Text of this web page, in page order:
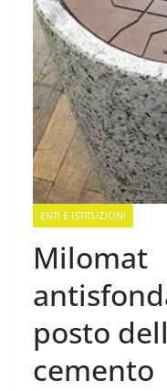
ENTI E ISTITUZIONI
Milomat
posto
cemento